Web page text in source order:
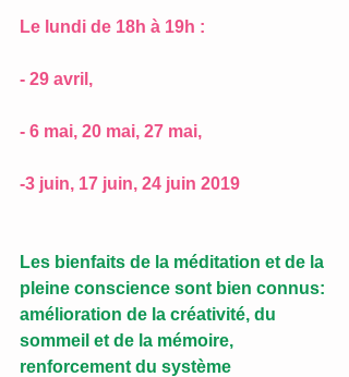
Le lundi de 18h à 19h :
- 29 avril,
- 6 mai, 20 mai, 27 mai,
-3 juin, 17 juin, 24 juin 2019
Les bienfaits de la méditation et de la
pleine conscience sont bien connus:
amélioration de la créativité, du
sommeil et de la mémoire,
renforcement du système